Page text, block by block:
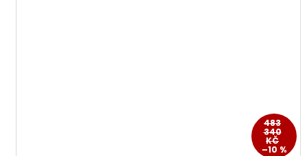
483
340
KČ
–10 %